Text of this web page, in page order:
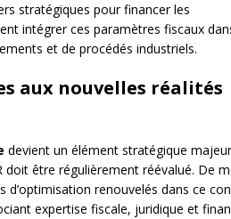
stratégiques pour financer les
intégrer ces paramètres fiscaux
et de procédés industriels.
aux nouvelles réalités
devient un élément stratégique
doit être régulièrement réévalué. De
d’optimisation renouvelés dans ce
expertise fiscale, juridique et